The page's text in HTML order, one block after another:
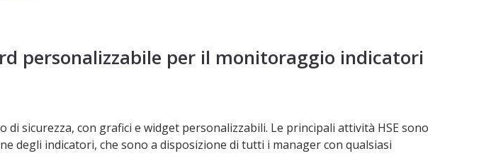
personalizzabile per il monitoraggio indicatori
di sicurezza, con grafici e widget personalizzabili. Le principali attività HSE sono
degli indicatori, che sono a disposizione di tutti i manager con qualsiasi